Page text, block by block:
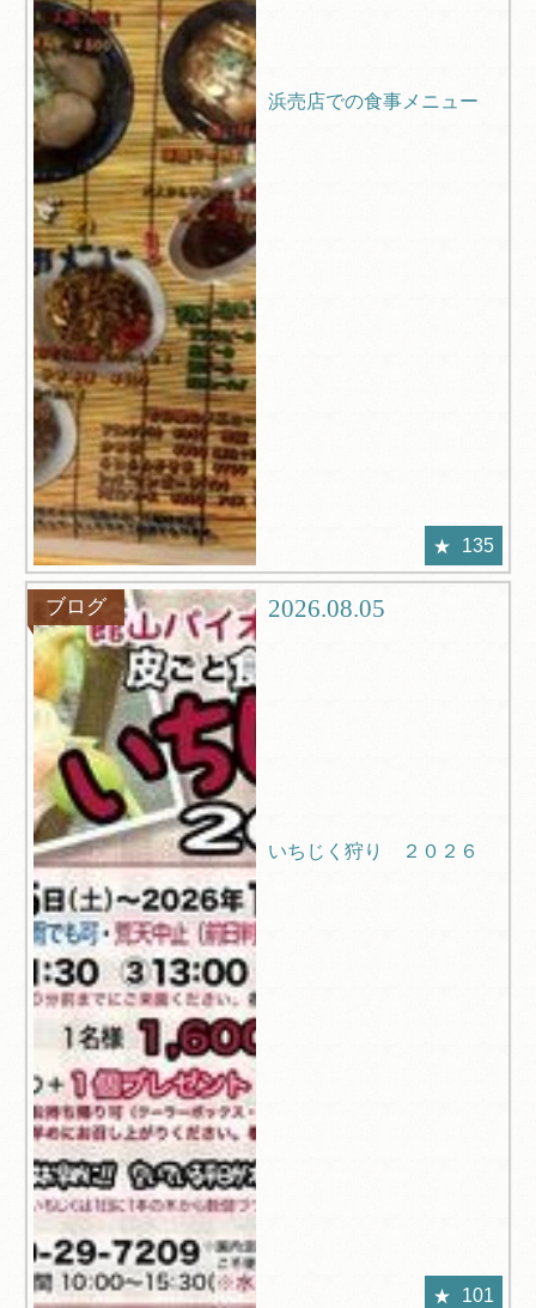
浜売店での食事メニュー
135
ブログ 2026.08.05
いちじく狩り ２０２６
101